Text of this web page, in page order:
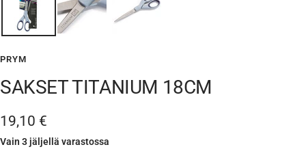
PRYM
SAKSET TITANIUM 18CM
Alennushinta
19,10 €
Vain 3 jäljellä varastossa